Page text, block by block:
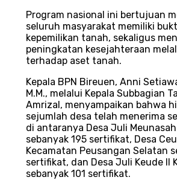
Program nasional ini bertujuan
seluruh masyarakat memiliki
kepemilikan tanah, sekaligus
peningkatan kesejahteraan
terhadap aset tanah.
Kepala BPN Bireuen, Anni
M.M., melalui Kepala Subbagian
Amrizal, menyampaikan bahwa
sejumlah desa telah menerima
di antaranya Desa Juli
sebanyak 195 sertifikat, Desa
Kecamatan Peusangan Selatan
sertifikat, dan Desa Juli Keude II
sebanyak 101 sertifikat.